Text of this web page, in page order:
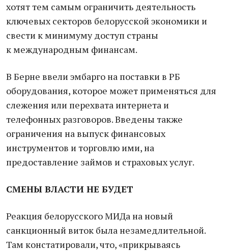
хотят тем самым ограничить деятельность
ключевых секторов белорусской экономики и
свести к минимуму доступ страны
к международным финансам.
В Берне ввели эмбарго на поставки в РБ
оборудования, которое может применяться для
слежения или перехвата интернета и
телефонных разговоров. Введены также
ограничения на выпуск финансовых
инструментов и торговлю ими, на
предоставление займов и страховых услуг.
СМЕНЫ ВЛАСТИ НЕ БУДЕТ
Реакция белорусского МИДа на новый
санкционный виток была незамедлительной.
Там констатировали, что, «прикрываясь